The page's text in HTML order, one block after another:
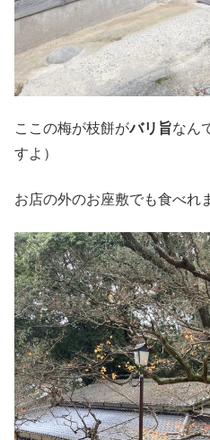
ここの梅が枝餅がバリ旨なん
すよ）
お店の外のお座敷でも食べれ